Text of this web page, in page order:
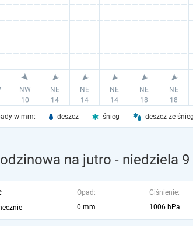
w mm: deszcz śnieg deszcz ze
na jutro - niedziela
Opad:
0 mm
Ciśnienie:
1006 hPa